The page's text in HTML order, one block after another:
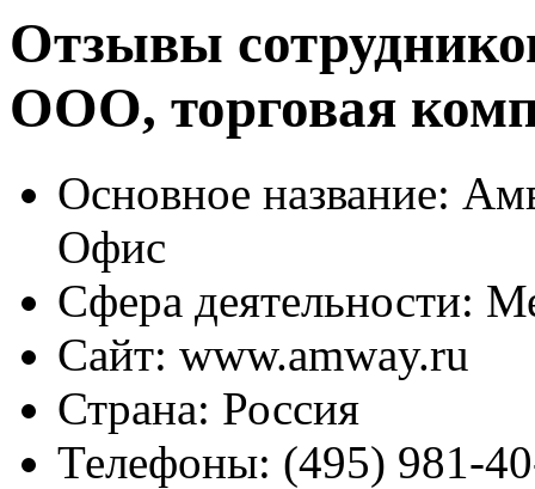
Отзывы
ООО, торговая
Основное название:
Офис
Сфера деятельности:
Сайт: www.amway.ru
Страна: Россия
Телефоны: (495) 981-